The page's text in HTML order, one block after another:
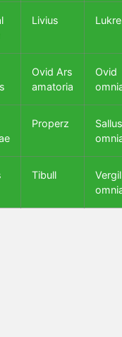
Livius
Ovid Ars
amatoria
Ovid
Properz
Tibull
Vergil